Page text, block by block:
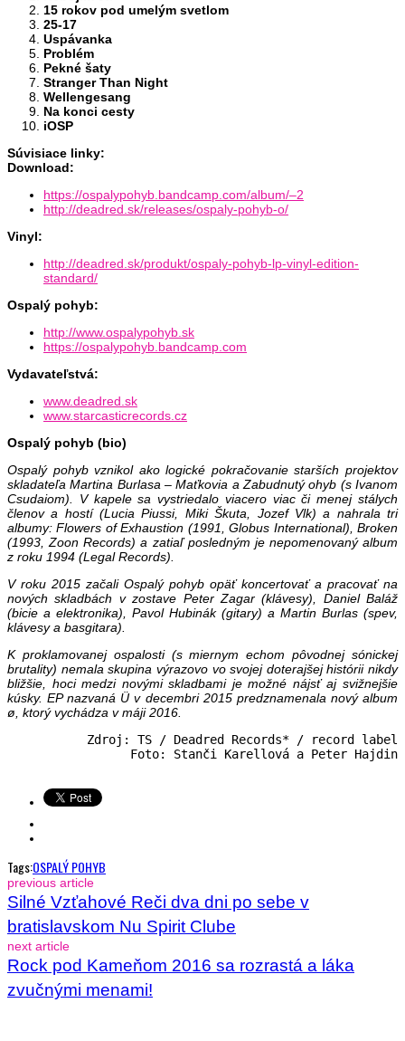
15 rokov pod umelým svetlom
25-17
Uspávanka
Problém
Pekné šaty
Stranger Than Night
Wellengesang
Na konci cesty
iOSP
Súvisiace linky:
Download:
https://ospalypohyb.bandcamp.com/album/–2
http://deadred.sk/releases/ospaly-pohyb-o/
Vinyl:
http://deadred.sk/produkt/ospaly-pohyb-lp-vinyl-edition-
standard/
Ospalý pohyb:
http://www.ospalypohyb.sk
https://ospalypohyb.bandcamp.com
Vydavateľstvá:
www.deadred.sk
www.starcasticrecords.cz
Ospalý pohyb (bio)
Ospalý pohyb vznikol ako logické pokračovanie starších projektov
skladateľa Martina Burlasa – Maťkovia a Zabudnutý ohyb (s Ivanom
Csudaiom). V kapele sa vystriedalo viacero viac či menej stálych
členov a hostí (Lucia Piussi, Miki Škuta, Jozef Vlk) a nahrala tri
albumy: Flowers of Exhaustion (1991, Globus International), Broken
(1993, Zoon Records) a zatiaľ posledným je nepomenovaný album
z roku 1994 (Legal Records).
V roku 2015 začali Ospalý pohyb opäť koncertovať a pracovať na
nových skladbách v zostave Peter Zagar (klávesy), Daniel Baláž
(bicie a elektronika), Pavol Hubinák (gitary) a Martin Burlas (spev,
klávesy a basgitara).
K proklamovanej ospalosti (s miernym echom pôvodnej sónickej
brutality) nemala skupina výrazovo vo svojej doterajšej histórii nikdy
bližšie, hoci medzi novými skladbami je možné nájsť aj svižnejšie
kúsky. EP nazvaná Ü v decembri 2015 predznamenala nový album
ø, ktorý vychádza v máji 2016.
Zdroj: TS / Deadred Records* / record label
Foto: Stanči Karellová a Peter Hajdin
Tags:OSPALÝ POHYB
previous article
Silné Vzťahové Reči dva dni po sebe v
bratislavskom Nu Spirit Clube
next article
Rock pod Kameňom 2016 sa rozrastá a láka
zvučnými menami!